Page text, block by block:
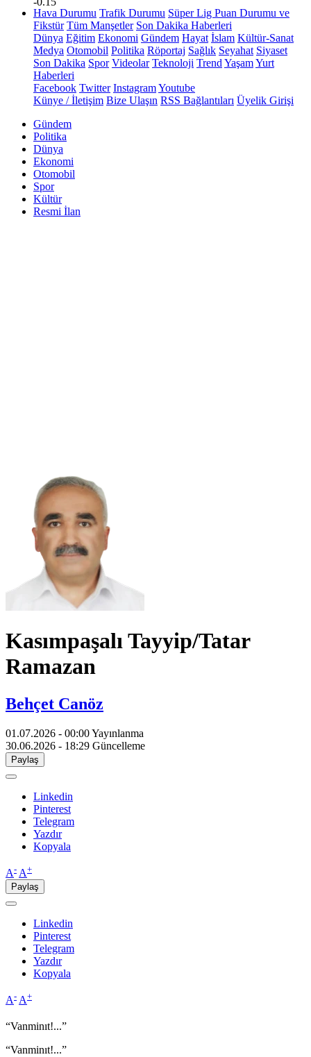
Hava Durumu Trafik Durumu Süper Lig Puan Durumu ve
Fikstür Tüm Manşetler Son Dakika Haberleri
Dünya Eğitim Ekonomi Gündem Hayat İslam Kültür-Sanat
Medya Otomobil Politika Röportaj Sağlık Seyahat Siyaset
Son Dakika Spor Videolar Teknoloji Trend YaşamYurt
Haberleri
Facebook Twitter InstagramYoutube
Künye / İletişim Bize Ulaşın RSS Bağlantıları Üyelik Girişi
Gündem
Politika
Dünya
Ekonomi
Otomobil
Spor
Kültür
Resmi İlan
Kasımpaşalı Tayyip/Tatar
Ramazan
Behçet Canöz
01.07.2026 - 00:00Yayınlanma
30.06.2026 - 18:29 Güncelleme
Paylaş
Linkedin
Pinterest
Telegram
Yazdır
Kopyala
A- A+
Paylaş
Linkedin
Pinterest
Telegram
Yazdır
Kopyala
A- A+
“Vanminıt!...”
“Vanminıt!...”